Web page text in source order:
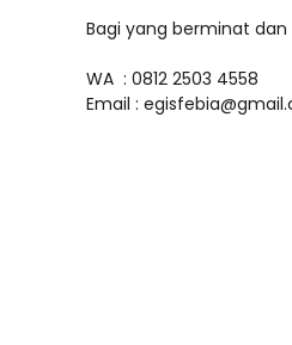
Bagi yang berminat dan
WA : 0812 2503 4558
Email :